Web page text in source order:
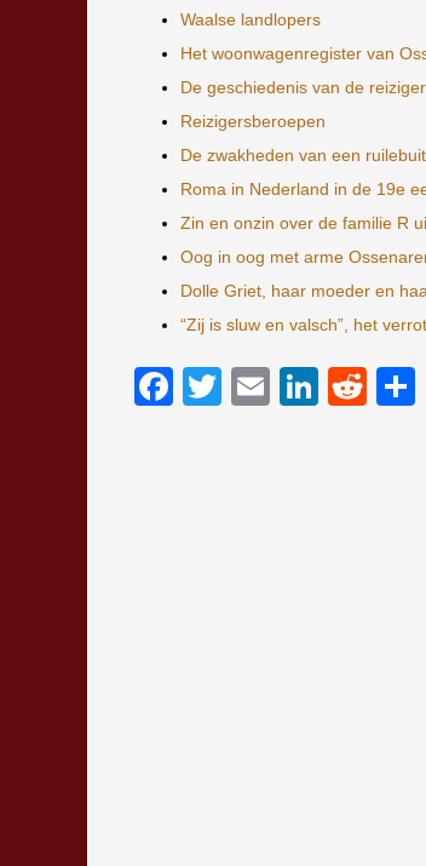
Waalse landlopers
Het woonwagenregister van
De geschiedenis van de
Reizigersberoepen
De zwakheden van een
Roma in Nederland in de 19e
Zin en onzin over de familie R
Oog in oog met arme
Dolle Griet, haar moeder en
“Zij is sluw en valsch”, het
Facebook
Twitter
Email